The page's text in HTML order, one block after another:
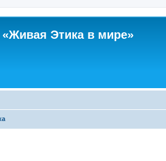
Этика в мире»